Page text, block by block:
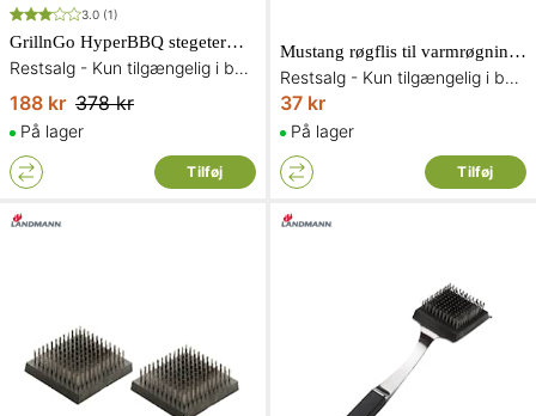
3.0 (1)
GrillnGo HyperBBQ stegetermometer
Restsalg - Kun tilgængelig i begrænset antal og så længe lager haves
188 kr 378 kr
På lager
Tilføj
Mustang røgflis til varmrøgning Bourbon-eg 3L
Restsalg - Kun tilgængelig i begrænset antal og så længe lager haves
37 kr
På lager
Tilføj